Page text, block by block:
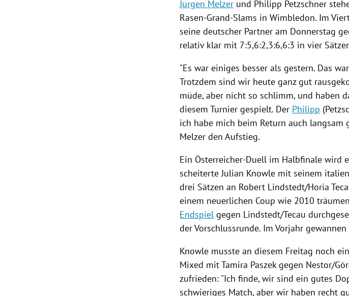
Jürgen Melzer und Philipp Petzschner
Rasen-Grand-Slams inWimbledon. Im
seine deutscher Partner am Donnerstag
relativ klar mit 7:5,6:2,3:6,6:3 in vier
"Es war einiges besser als gestern. Das
Trotzdem sind wir heute ganz gut
müde, aber nicht so schlimm, und haben
diesem Turnier gespielt. Der Philipp (
ich habe mich beim Return auch langsam
Melzer den Aufstieg.
Ein Österreicher-Duell im Halbfinale wird
scheiterteJulian Knowle mit seinem
drei Sätzen an Robert Lindstedt/Horia
einem neuerlichen Coup wie 2010
Endspiel gegen Lindstedt/Tecau
der Vorschlussrunde. Im Vorjahr gewannen
Knowle musste an diesem Freitag noch
Mixed mitTamira Paszekgegen Nestor/
zufrieden: "Ich finde, wir sind ein gutes
schwieriges Match, aber wir haben recht